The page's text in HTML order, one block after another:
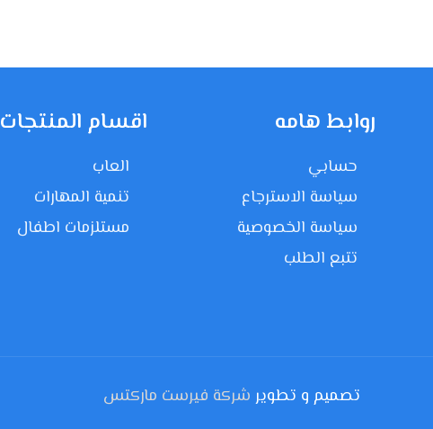
روابط هامه
حسابي
سياسة الاسترجاع
سياسة الخصوصية
تتبع الطلب
اقسام المنتجات
العاب
تنمية المهارات
مستلزمات اطفال
تصميم و تطوير شركة فيرست ماركتس